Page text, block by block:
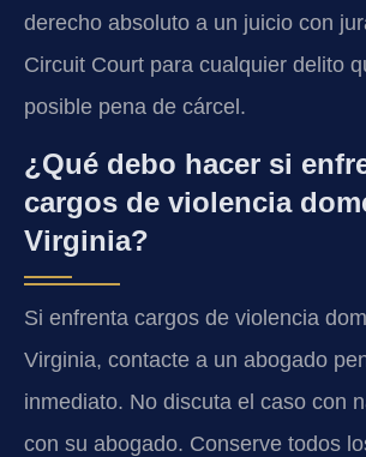
derecho absoluto a un juicio con
Circuit Court para cualquier delito
posible pena de cárcel.
¿Qué debo hacer si
cargos de violencia
Virginia?
Si enfrenta cargos de violencia
Virginia, contacte a un abogado
inmediato. No discuta el caso con
con su abogado. Conserve todos